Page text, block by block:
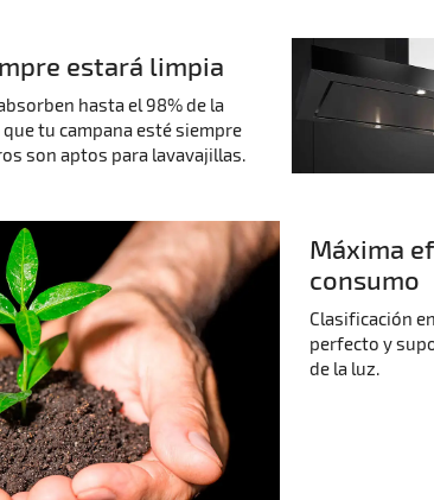
estará limpia
hasta el 98% de la
tu campana esté siempre
son aptos para lavavajillas.
Máxima
consumo
Clasificación
perfecto y
de la luz.